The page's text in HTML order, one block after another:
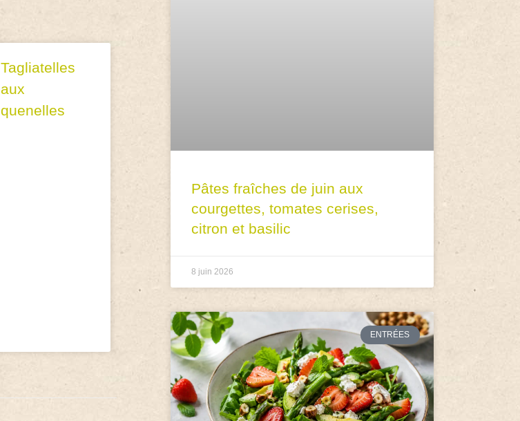
Tagliatelles
aux
quenelles
Pâtes fraîches de juin aux
courgettes, tomates cerises,
citron et basilic
8 juin 2026
ENTRÉES